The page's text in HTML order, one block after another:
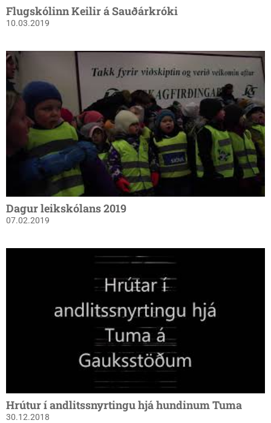
Flugskólinn Keilir á Sauðárkróki
10.03.2019
Dagur leikskólans 2019
07.02.2019
Hrútur í andlitssnyrtingu hjá hundinum Tuma
30.12.2018